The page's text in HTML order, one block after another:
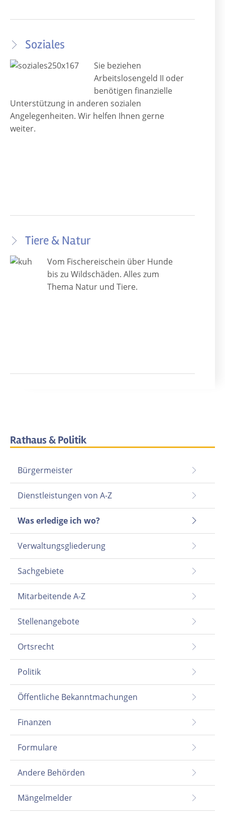
Soziales
Sie beziehen
Arbeitslosengeld II oder
benötigen finanzielle
Unterstützung in anderen sozialen
Angelegenheiten. Wir helfen Ihnen gerne
weiter.
Tiere & Natur
Vom Fischereischein über Hunde
bis zu Wildschäden. Alles zum
Thema Natur und Tiere.
Rathaus & Politik
Bürgermeister
Dienstleistungen von A-Z
Was erledige ich wo?
Verwaltungsgliederung
Sachgebiete
Mitarbeitende A-Z
Stellenangebote
Ortsrecht
Politik
Öffentliche Bekanntmachungen
Finanzen
Formulare
Andere Behörden
Mängelmelder